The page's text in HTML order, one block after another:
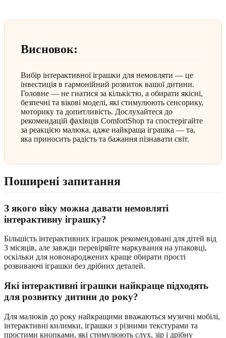
Висновок:
Вибір інтерактивної іграшки для немовляти — це
інвестиція в гармонійний розвиток вашої дитини.
Головне — не гнатися за кількістю, а обирати якісні,
безпечні та вікові моделі, які стимулюють сенсорику,
моторику та допитливість. Дослухайтеся до
рекомендацій фахівців ComfortShop та спостерігайте
за реакцією малюка, адже найкраща іграшка — та,
яка приносить радість та бажання пізнавати світ.
Поширені запитання
З якого віку можна давати немовляті
інтерактивну іграшку?
Більшість інтерактивних іграшок рекомендовані для дітей від
3 місяців, але завжди перевіряйте маркування на упаковці,
оскільки для новонароджених краще обирати прості
розвиваючі іграшки без дрібних деталей.
Які інтерактивні іграшки найкраще підходять
для розвитку дитини до року?
Для малюків до року найкращими вважаються музичні мобілі,
інтерактивні килимки, іграшки з різними текстурами та
простими кнопками, які стимулюють слух, зір і дрібну